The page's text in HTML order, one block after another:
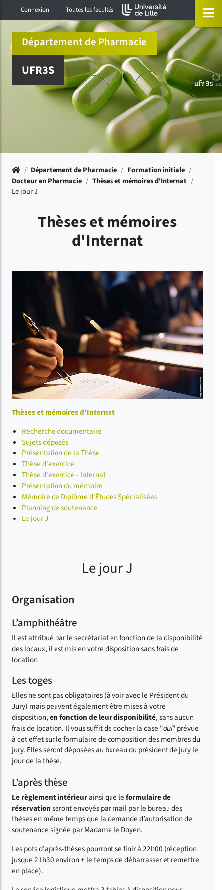
Accéder au menu principal
Accéder à la recherche
Accéder au pied de page
Connexion Toutes les facultés
menu
Département de Pharmacie
UFR3S
Accueil
/ Département de Pharmacie / Formation initiale /
Docteur en Pharmacie / Thèses et mémoires d'Internat /
Le jour J
Thèses et mémoires
d'Internat
Thèses et mémoires d'Internat
Recherche documentaire
Sujets déposés
Présentation de la Thèse
Thèse d'exercice
Thèse d'exercice - Internat
Présentation du mémoire
Mémoire de Diplôme d'Études Spécialisées
Planning de soutenance
Le jour J
Le jour J
Organisation
L’amphithéâtre
Il est attribué par le secrétariat en fonction de la disponibilité
des locaux, il est mis en votre disposition sans frais de
location
Les toges
Elles ne sont pas obligatoires (à voir avec le Président du
Jury) mais peuvent également être mises à votre
disposition,en fonction de leur disponibilité, sans aucun
frais de location. Il vous suffit de cocher la case "oui" prévue
à cet effet sur le formulaire de composition des membres du
jury. Elles seront déposées au bureau du président de jury le
jour de la thèse.
L’après thèse
Le règlement intérieurainsi que leformulaire de
réservationseront envoyés par mail par le bureau des
thèses en même temps que la demande d’autorisation de
soutenance signée par Madame le Doyen.
Les pots d'après-thèses pourront se finir à 22h00 (réception
jusque 21h30 environ + le temps de débarrasser et remettre
en place).